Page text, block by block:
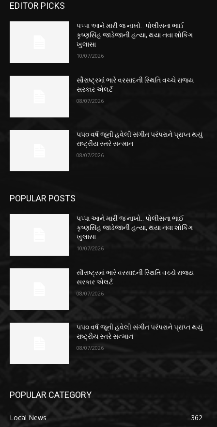
EDITOR PICKS
પપ્પા આને મારી જ નાખો.. પોલીસના ભાઈ
કૃષ્ણસિંહ જાડેજાની હત્યા, થયા નવા શોકિંગ
ખુલાસા
10/07/2026
સૌરાષ્ટ્રમાં ભારે વરસાદની સ્થિતિ વચ્ચે રાજ્ય
સરકાર એલર્ટ
08/07/2026
૫૫૦ વર્ષ જૂની હવેલી સંગીત પરંપરાને પ્રાપ્ત થયું
રાષ્ટ્રીય સ્તરે સન્માન
08/07/2026
POPULAR POSTS
પપ્પા આને મારી જ નાખો.. પોલીસના ભાઈ
કૃષ્ણસિંહ જાડેજાની હત્યા, થયા નવા શોકિંગ
ખુલાસા
10/07/2026
સૌરાષ્ટ્રમાં ભારે વરસાદની સ્થિતિ વચ્ચે રાજ્ય
સરકાર એલર્ટ
08/07/2026
૫૫૦ વર્ષ જૂની હવેલી સંગીત પરંપરાને પ્રાપ્ત થયું
રાષ્ટ્રીય સ્તરે સન્માન
08/07/2026
POPULAR CATEGORY
Local News
362